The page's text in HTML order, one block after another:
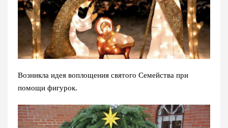
Возникла идея воплощения святого Семейства при
помощи фигурок.